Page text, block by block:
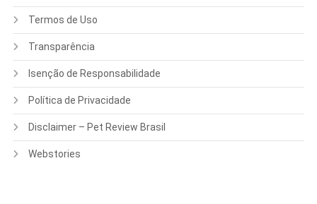
Termos de Uso
Transparência
Isenção de Responsabilidade
Política de Privacidade
Disclaimer – Pet Review Brasil
Webstories